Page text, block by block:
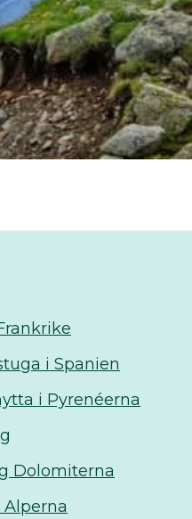
i Spanien
i Pyrenéerna
Dolomiterna